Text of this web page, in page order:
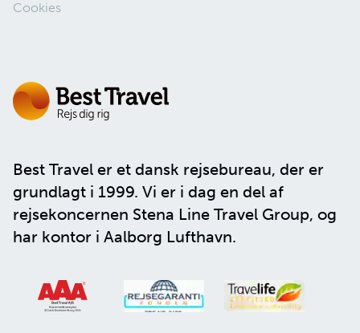
Best Travel er et dansk rejsebureau, der er
grundlagt i 1999. Vi er i dag en del af
rejsekoncernen Stena Line Travel Group, og
har kontor i Aalborg Lufthavn.
Cookies